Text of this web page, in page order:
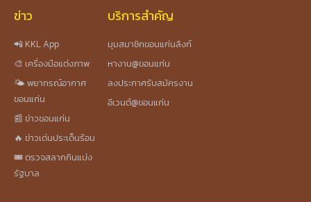
ข่าว
📲 KKL App
🎨 เครื่องมือแต่งภาพ
🌤️ พยากรณ์อากาศ
ขอนแก่น
📰 ข่าวขอนแก่น
🔥 ข่าวเด่นประเด็นร้อน
🎟️ ตรวจสลากกินแบ่ง
รัฐบาล
บริการสำคัญ
มุมสมาชิกขอนแก่นลิงก์
หางาน@ขอนแก่น
ลงประกาศรับสมัครงาน
อีเวนต์@ขอนแก่น